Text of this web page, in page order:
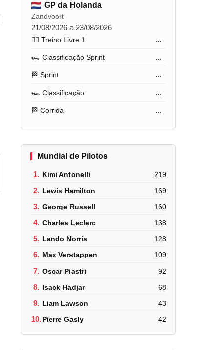
GP da Holanda
Zandvoort
21/08/2026 a 23/08/2026
🏋️‍♂️ Treino Livre 1 ...
🏎️ Classificação Sprint ...
🏁 Sprint ...
🏎️ Classificação ...
🏁 Corrida ...
Mundial de Pilotos
1. Kimi Antonelli 219
2. Lewis Hamilton 169
3. George Russell 160
4. Charles Leclerc 138
5. Lando Norris 128
6. Max Verstappen 109
7. Oscar Piastri 92
8. Isack Hadjar 68
9. Liam Lawson 43
10.Pierre Gasly 42